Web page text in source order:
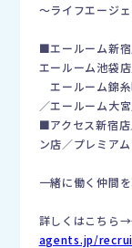
〜ライフエージ
■エールーム新
エールーム池袋
エールーム錦
／エールーム大
■アクセス新宿
ン店／プレミア
一緒に働く仲間
詳しくはこち
agents.jp/